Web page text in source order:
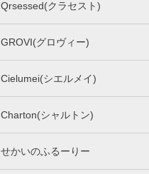
Qrsessed(クラセスト)
GROVI(グロヴィー)
Cielumei(シエルメイ)
Charton(シャルトン)
せかいのふるーりー